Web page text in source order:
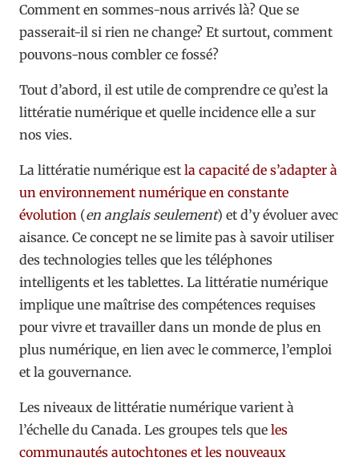
Comment en sommes-nous arrivés là? Que se
passerait-il si rien ne change? Et surtout, comment
pouvons-nous combler ce fossé?
Tout d’abord, il est utile de comprendre ce qu’est la
littératie numérique et quelle incidence elle a sur
nos vies.
La littératie numérique est la capacité de s’adapter à
un environnement numérique en constante
évolution (en anglais seulement) et d’y évoluer avec
aisance. Ce concept ne se limite pas à savoir utiliser
des technologies telles que les téléphones
intelligents et les tablettes. La littératie numérique
implique une maîtrise des compétences requises
pour vivre et travailler dans un monde de plus en
plus numérique, en lien avec le commerce, l’emploi
et la gouvernance.
Les niveaux de littératie numérique varient à
l’échelle du Canada. Les groupes tels que les
communautés autochtones et les nouveaux